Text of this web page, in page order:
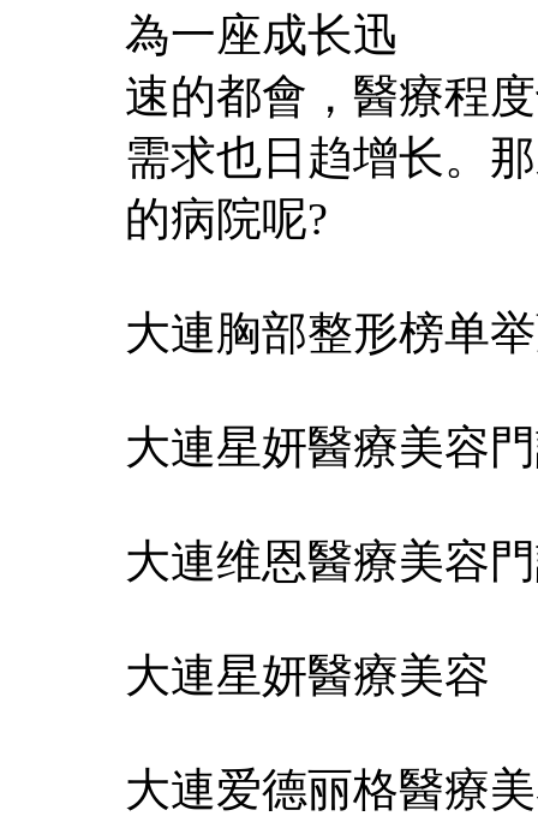
為一座成长迅
速的都會，醫療程
需求也日趋增长。
的病院呢?
大連胸部整形榜单
大連星妍醫療美容
大連维恩醫療美容
大連星妍醫療美容
大連爱德丽格醫療